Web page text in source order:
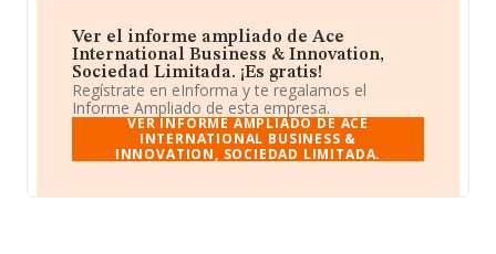
Ver el informe ampliado de Ace
International Business & Innovation,
Sociedad Limitada. ¡Es gratis!
Regístrate en eInforma y te regalamos el
Informe Ampliado de esta empresa.
VER INFORME AMPLIADO DE ACE
INTERNATIONAL BUSINESS &
INNOVATION, SOCIEDAD LIMITADA.